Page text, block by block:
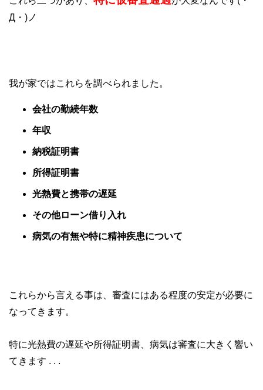
Д・)ノ
我が家ではこれらを調べられました。
会社の勤続年数
年収
納税証明書
所得証明書
光熱費と携帯の遅延
その他ローン借り入れ
病気の有無や特に精神疾患について
これらから言える事は、審査にはある程度の安定が必要に
なってきます。
特に光熱費の遅延や所得証明書、病気は審査に大きく響い
てきます . . .